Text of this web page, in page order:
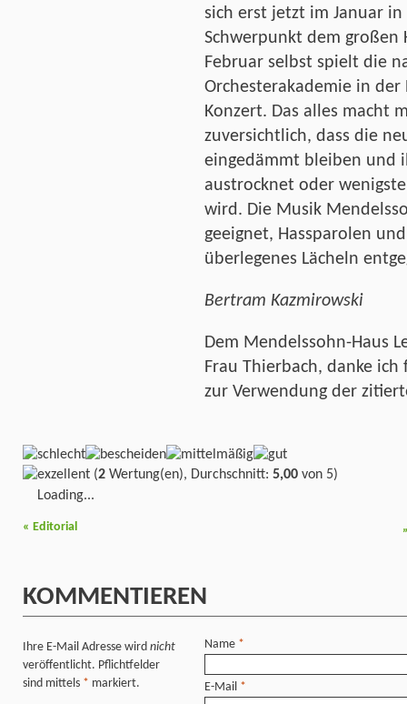
sich erst jetzt im Januar
Schwerpunkt dem großen
Februar selbst spielt die
Orchesterakademie in
Konzert. Das alles macht
zuversichtlich, dass die
eingedämmt bleiben und
austrocknet oder
wird. Die Musik
geeignet, Hassparolen
überlegenes Lächeln
Bertram Kazmirowski
Dem Mendelssohn-Haus
Frau Thierbach, danke
zur Verwendung der
(2 Wertung(en), Durchschnitt: 5,00 von 5)
Loading...
« Editorial
KOMMENTIEREN
Ihre E-Mail Adresse wird nicht
veröffentlicht. Pflichtfelder
sind mittels * markiert.
Name *
E-Mail *